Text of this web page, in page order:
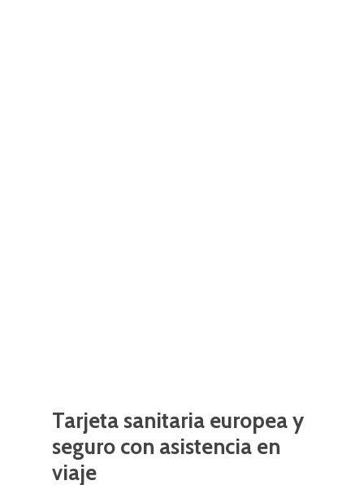
Tarjeta sanitaria europeay
seguro con asistencia en
viaje